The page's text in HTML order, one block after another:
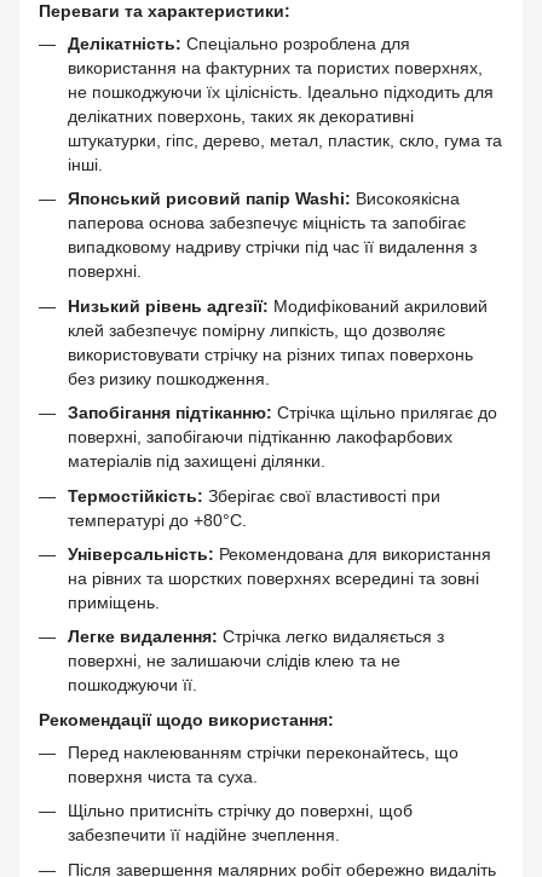
Переваги та характеристики:
Делікатність: Спеціально розроблена для
використання на фактурних та пористих поверхнях,
не пошкоджуючи їх цілісність. Ідеально підходить для
делікатних поверхонь, таких як декоративні
штукатурки, гіпс, дерево, метал, пластик, скло, гума та
інші.
Японський рисовий папір Washi: Високоякісна
паперова основа забезпечує міцність та запобігає
випадковому надриву стрічки під час її видалення з
поверхні.
Низький рівень адгезії: Модифікований акриловий
клей забезпечує помірну липкість, що дозволяє
використовувати стрічку на різних типах поверхонь
без ризику пошкодження.
Запобігання підтіканню: Стрічка щільно прилягає до
поверхні, запобігаючи підтіканню лакофарбових
матеріалів під захищені ділянки.
Термостійкість: Зберігає свої властивості при
температурі до +80°С.
Універсальність: Рекомендована для використання
на рівних та шорстких поверхнях всередині та зовні
приміщень.
Легке видалення: Стрічка легко видаляється з
поверхні, не залишаючи слідів клею та не
пошкоджуючи її.
Рекомендації щодо використання:
Перед наклеюванням стрічки переконайтесь, що
поверхня чиста та суха.
Щільно притисніть стрічку до поверхні, щоб
забезпечити її надійне зчеплення.
Після завершення малярних робіт обережно видаліть